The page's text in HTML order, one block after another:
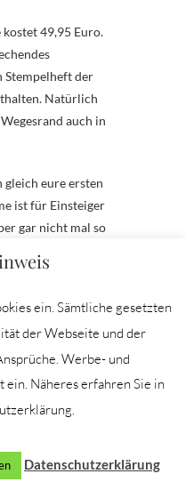
kostet 49,95 Euro.
Stempelheft der
Natürlich
auch in
gleich eure ersten
ist für Einsteiger
gar nicht mal so
das ein oder andere
in
Ja, den
ein. Sämtliche gesetzten
der Webseite und der
Werbe- und
Näheres erfahren Sie in
Datenschutzerklärung